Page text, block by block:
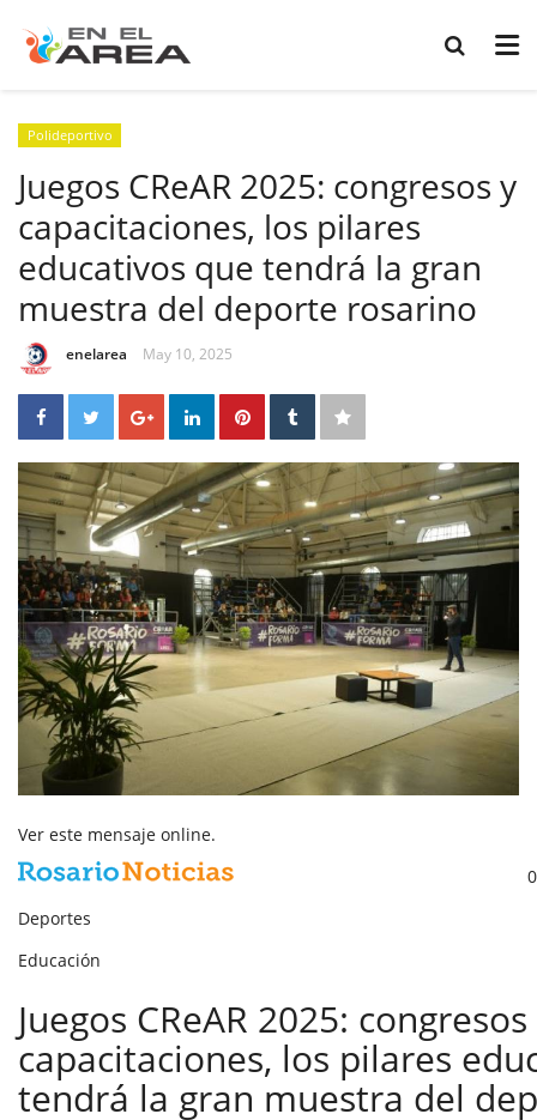
Polideportivo
Juegos CReAR 2025: congresos y
capacitaciones, los pilares
educativos que tendrá la gran
muestra del deporte rosarino
enelarea May 10, 2025
Ver este mensaje online.
Deportes
Educación
Juegos CReAR 2025:
capacitaciones, los pilares
tendrá la gran muestra del